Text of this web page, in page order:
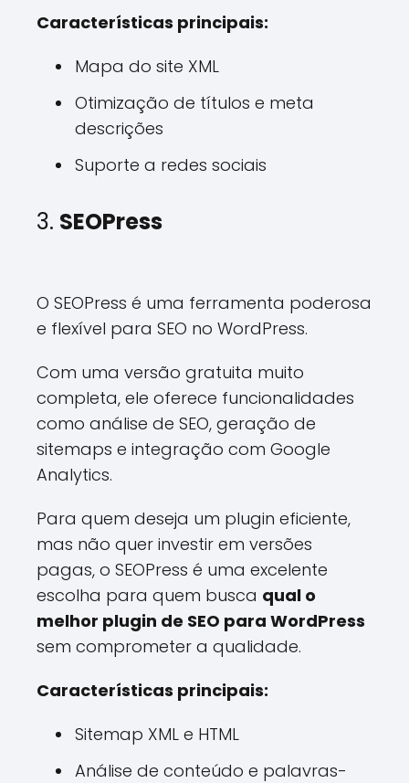
Características principais:
Mapa do site XML
Otimização de títulos e meta
descrições
Suporte a redes sociais
3. SEOPress
O SEOPress é uma ferramenta poderosa
e flexível para SEO no WordPress.
Com uma versão gratuita muito
completa, ele oferece funcionalidades
como análise de SEO, geração de
sitemaps e integração com Google
Analytics.
Para quem deseja um plugin eficiente,
mas não quer investir em versões
pagas, o SEOPress é uma excelente
escolha para quem busca qual o
melhor plugin de SEO para WordPress
sem comprometer a qualidade.
Características principais:
Sitemap XML e HTML
Análise de conteúdo e palavras-